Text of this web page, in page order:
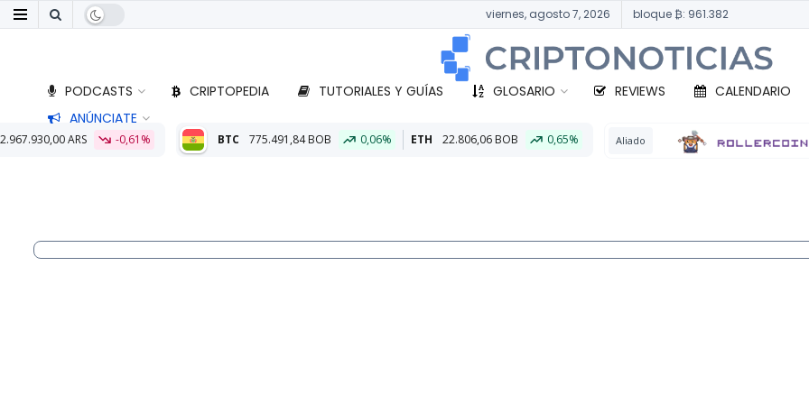
viernes, agosto 7, 2026 bloque ₿: 961.382
PODCASTS CRIPTOPEDIA TUTORIALES Y GUÍAS GLOSARIO REVIEWS CALENDARIO
ANÚNCIATE
-0,61% BTC 775.491,84 BOB 0,06% ETH 22.806,06 BOB 0,65% Aliado BTC